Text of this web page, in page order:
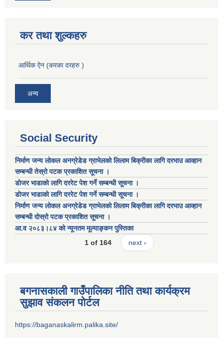
कर तथा शुल्कहरु
आर्थिक ऐन (करका दरहरु )
अन्य
Social Security
निर्माण जन्य लोकल अनग्रेडेड ग्राभेलको लिलाम बिक्रीका लागि दरभाउ आव्हान
सम्बन्धी तेस्रो पटक प्रकाशित सूचना ।
डाेजर भाडाकाे लागि दररेट पेश गर्ने सम्बन्धी सूचना ।
डाेजर भाडाकाे लागि दररेट पेश गर्ने सम्बन्धी सूचना ।
निर्माण जन्य लोकल अनग्रेडेड ग्राभेलको लिलाम बिक्रीका लागि दरभाउ आव्हान
सम्बन्धी दोस्रो पटक प्रकाशित सूचना ।
आ.व २०८३।८४ को न्यूनतम मूल्याङ्कन पुस्तिका
1 of 164
next ›
बगनासकाली गाउँपालिका नीति तथा कार्यक्रम
सुझाव संकलन पोर्टल
https://baganaskalirm.palika.site/